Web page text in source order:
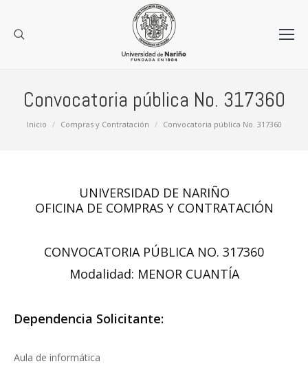
Convocatoria pública No. 317360
Estás aquí:
Inicio Compras y Contratación Convocatoria pública No. 317360
UNIVERSIDAD DE NARIÑO
OFICINA DE COMPRAS Y CONTRATACIÓN
CONVOCATORIA PÚBLICA NO. 317360
Modalidad: MENOR CUANTÍA
Dependencia Solicitante:
Aula de informática